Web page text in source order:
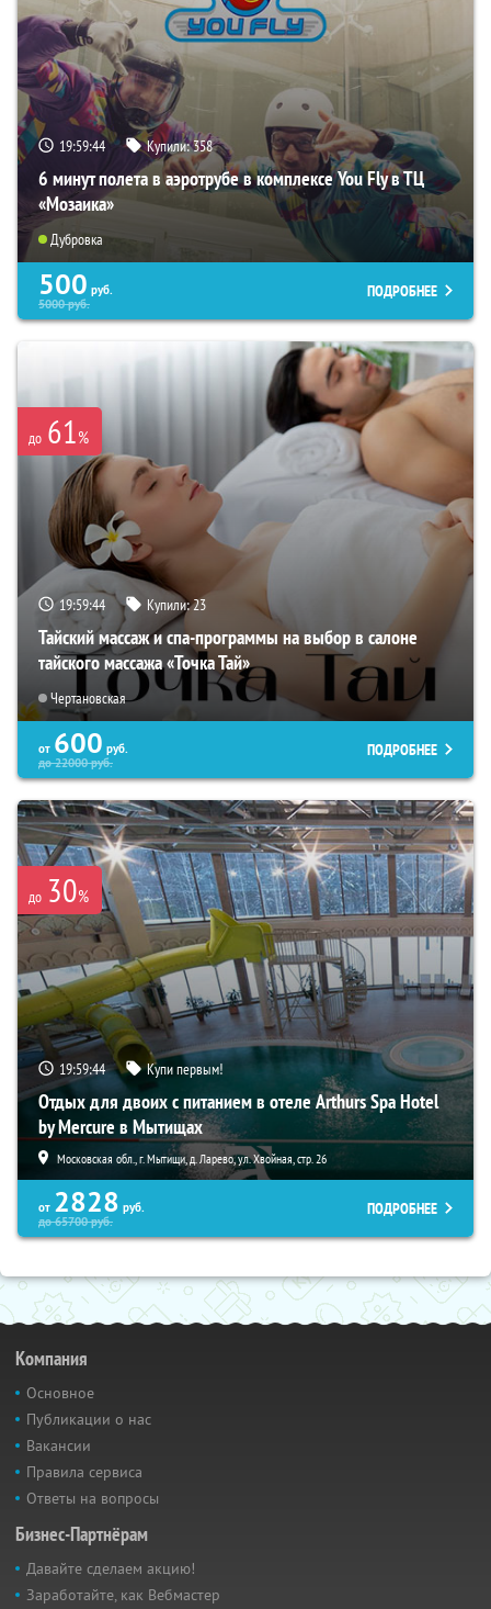
19:59:43 Купили:358
6 минут полета в аэротрубе в комплексе You Fly в ТЦ
«Мозаика»
Дубровка
500 руб.
5000руб.
ПОДРОБНЕЕ
до 61%
19:59:43 Купили:23
Тайский массаж и спа-программы на выбор в салоне
тайского массажа «Точка Тай»
Чертановская
от 600 руб.
до22000руб.
ПОДРОБНЕЕ
до 30%
19:59:43 Купи первым!
Отдых для двоих с питанием в отеле Arthurs Spa Hotel
by Mercure в Мытищах
Московская обл., г. Мытищи, д. Ларево, ул. Хвойная, стр. 26
от 2828 руб.
до65700руб.
ПОДРОБНЕЕ
Компания
Основное
Публикации о нас
Вакансии
Правила сервиса
Ответы на вопросы
Бизнес-Партнёрам
Давайте сделаем акцию!
Заработайте, как Вебмастер